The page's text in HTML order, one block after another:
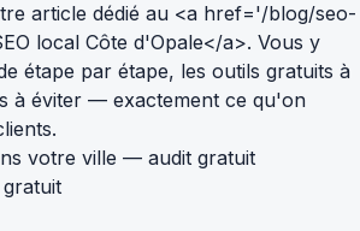
article dédié au <a href='/blog/seo-
local Côte d'Opale</a>. Vous y
étape par étape, les outils gratuits à
à éviter — exactement ce qu'on
votre ville — audit gratuit